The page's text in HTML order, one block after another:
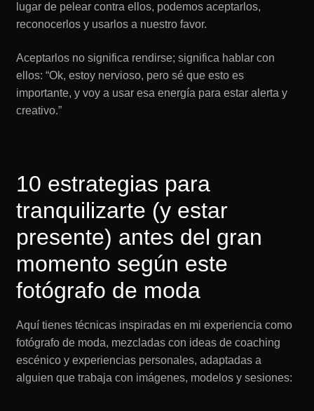
lugar de pelear contra ellos, podemos aceptarlos,
reconocerlos y usarlos a nuestro favor.
Aceptarlos no significa rendirse; significa hablar con
ellos: “Ok, estoy nervioso, pero sé que esto es
importante, y voy a usar esa energía para estar alerta y
creativo.”
10 estrategias para
tranquilizarte (y estar
presente) antes del gran
momento según este
fotógrafo de moda
Aquí tienes técnicas inspiradas en mi experiencia como
fotógrafo de moda, mezcladas con ideas de coaching
escénico y experiencias personales, adaptadas a
alguien que trabaja con imágenes, modelos y sesiones: